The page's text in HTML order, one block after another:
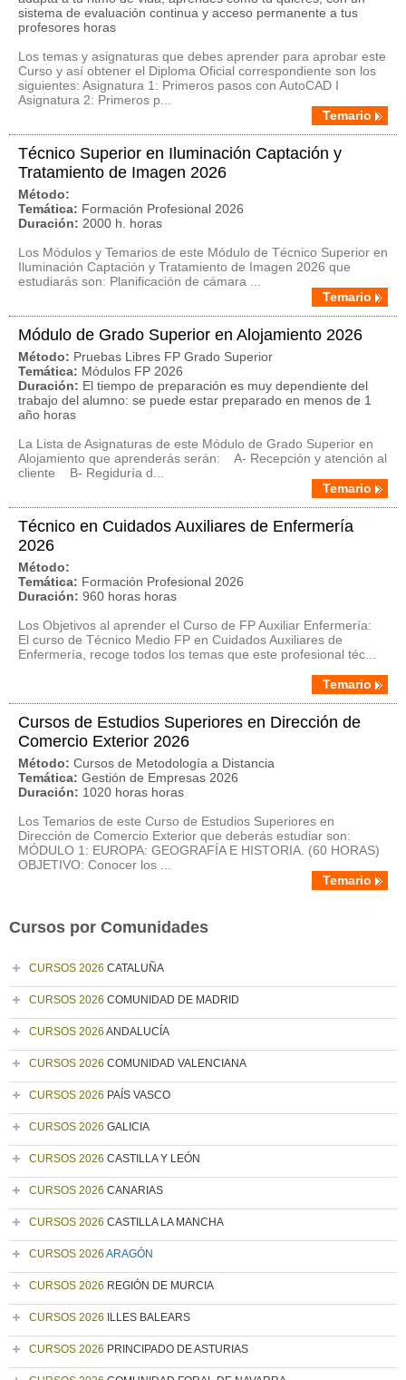
sistema de evaluación continua y acceso permanente a tus
profesores horas
Los temas y asignaturas que debes aprender para aprobar este
Curso y así obtener el Diploma Oficial correspondiente son los
siguientes: Asignatura 1: Primeros pasos con AutoCAD I
Asignatura 2: Primeros p...
Temario
Técnico Superior en Iluminación Captación y
Tratamiento de Imagen 2026
Método:
Temática: Formación Profesional 2026
Duración: 2000 h. horas
Los Módulos y Temarios de este Módulo de Técnico Superior en
Iluminación Captación y Tratamiento de Imagen 2026 que
estudiarás son: Planificación de cámara ...
Temario
Módulo de Grado Superior en Alojamiento 2026
Método: Pruebas Libres FP Grado Superior
Temática: Módulos FP 2026
Duración: El tiempo de preparación es muy dependiente del
trabajo del alumno: se puede estar preparado en menos de 1
año horas
La Lista de Asignaturas de este Módulo de Grado Superior en
Alojamiento que aprenderás serán: A- Recepción y atención al
cliente B- Regiduría d...
Temario
Técnico en Cuidados Auxiliares de Enfermería
2026
Método:
Temática: Formación Profesional 2026
Duración: 960 horas horas
Los Objetivos al aprender el Curso de FP Auxiliar Enfermería:
El curso de Técnico Medio FP en Cuidados Auxiliares de
Enfermería, recoge todos los temas que este profesional téc...
Temario
Cursos de Estudios Superiores en Dirección de
Comercio Exterior 2026
Método: Cursos de Metodología a Distancia
Temática: Gestión de Empresas 2026
Duración: 1020 horas horas
Los Temarios de este Curso de Estudios Superiores en
Dirección de Comercio Exterior que deberás estudiar son:
MÓDULO 1: EUROPA: GEOGRAFÍA E HISTORIA. (60 HORAS)
OBJETIVO: Conocer los ...
Temario
Cursos por Comunidades
CURSOS 2026 CATALUÑA
CURSOS 2026 COMUNIDAD DE MADRID
CURSOS 2026 ANDALUCÍA
CURSOS 2026 COMUNIDAD VALENCIANA
CURSOS 2026 PAÍS VASCO
CURSOS 2026 GALICIA
CURSOS 2026 CASTILLA Y LEÓN
CURSOS 2026 CANARIAS
CURSOS 2026 CASTILLA LA MANCHA
CURSOS 2026 ARAGÓN
CURSOS 2026 REGIÓN DE MURCIA
CURSOS 2026 ILLES BALEARS
CURSOS 2026 PRINCIPADO DE ASTURIAS